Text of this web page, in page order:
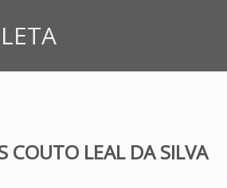
COUTO LEAL DA SILVA